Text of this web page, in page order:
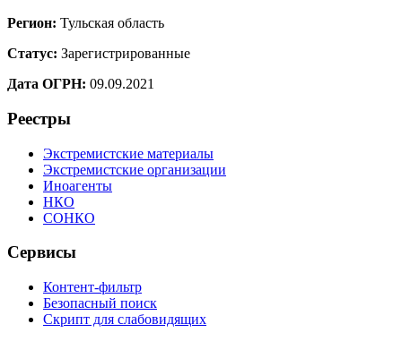
Регион: Тульская область
Статус: Зарегистрированные
Дата ОГРН: 09.09.2021
Реестры
Экстремистские материалы
Экстремистские организации
Иноагенты
НКО
СОНКО
Сервисы
Контент-фильтр
Безопасный поиск
Скрипт для слабовидящих